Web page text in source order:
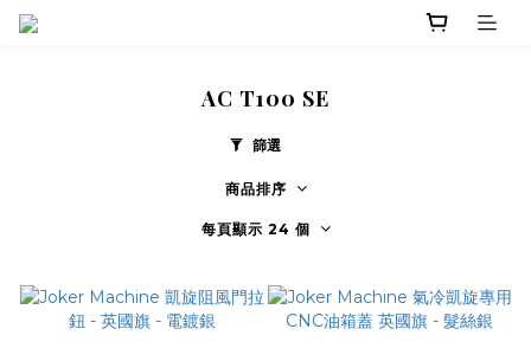
AC T100 SE
篩選
商品排序
每頁顯示 24 個